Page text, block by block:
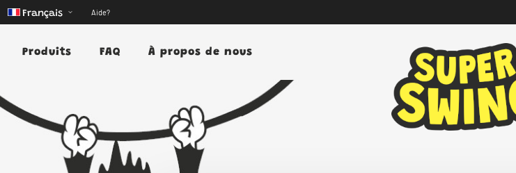
Aide?
Français
Produits FAQ À propos de nous